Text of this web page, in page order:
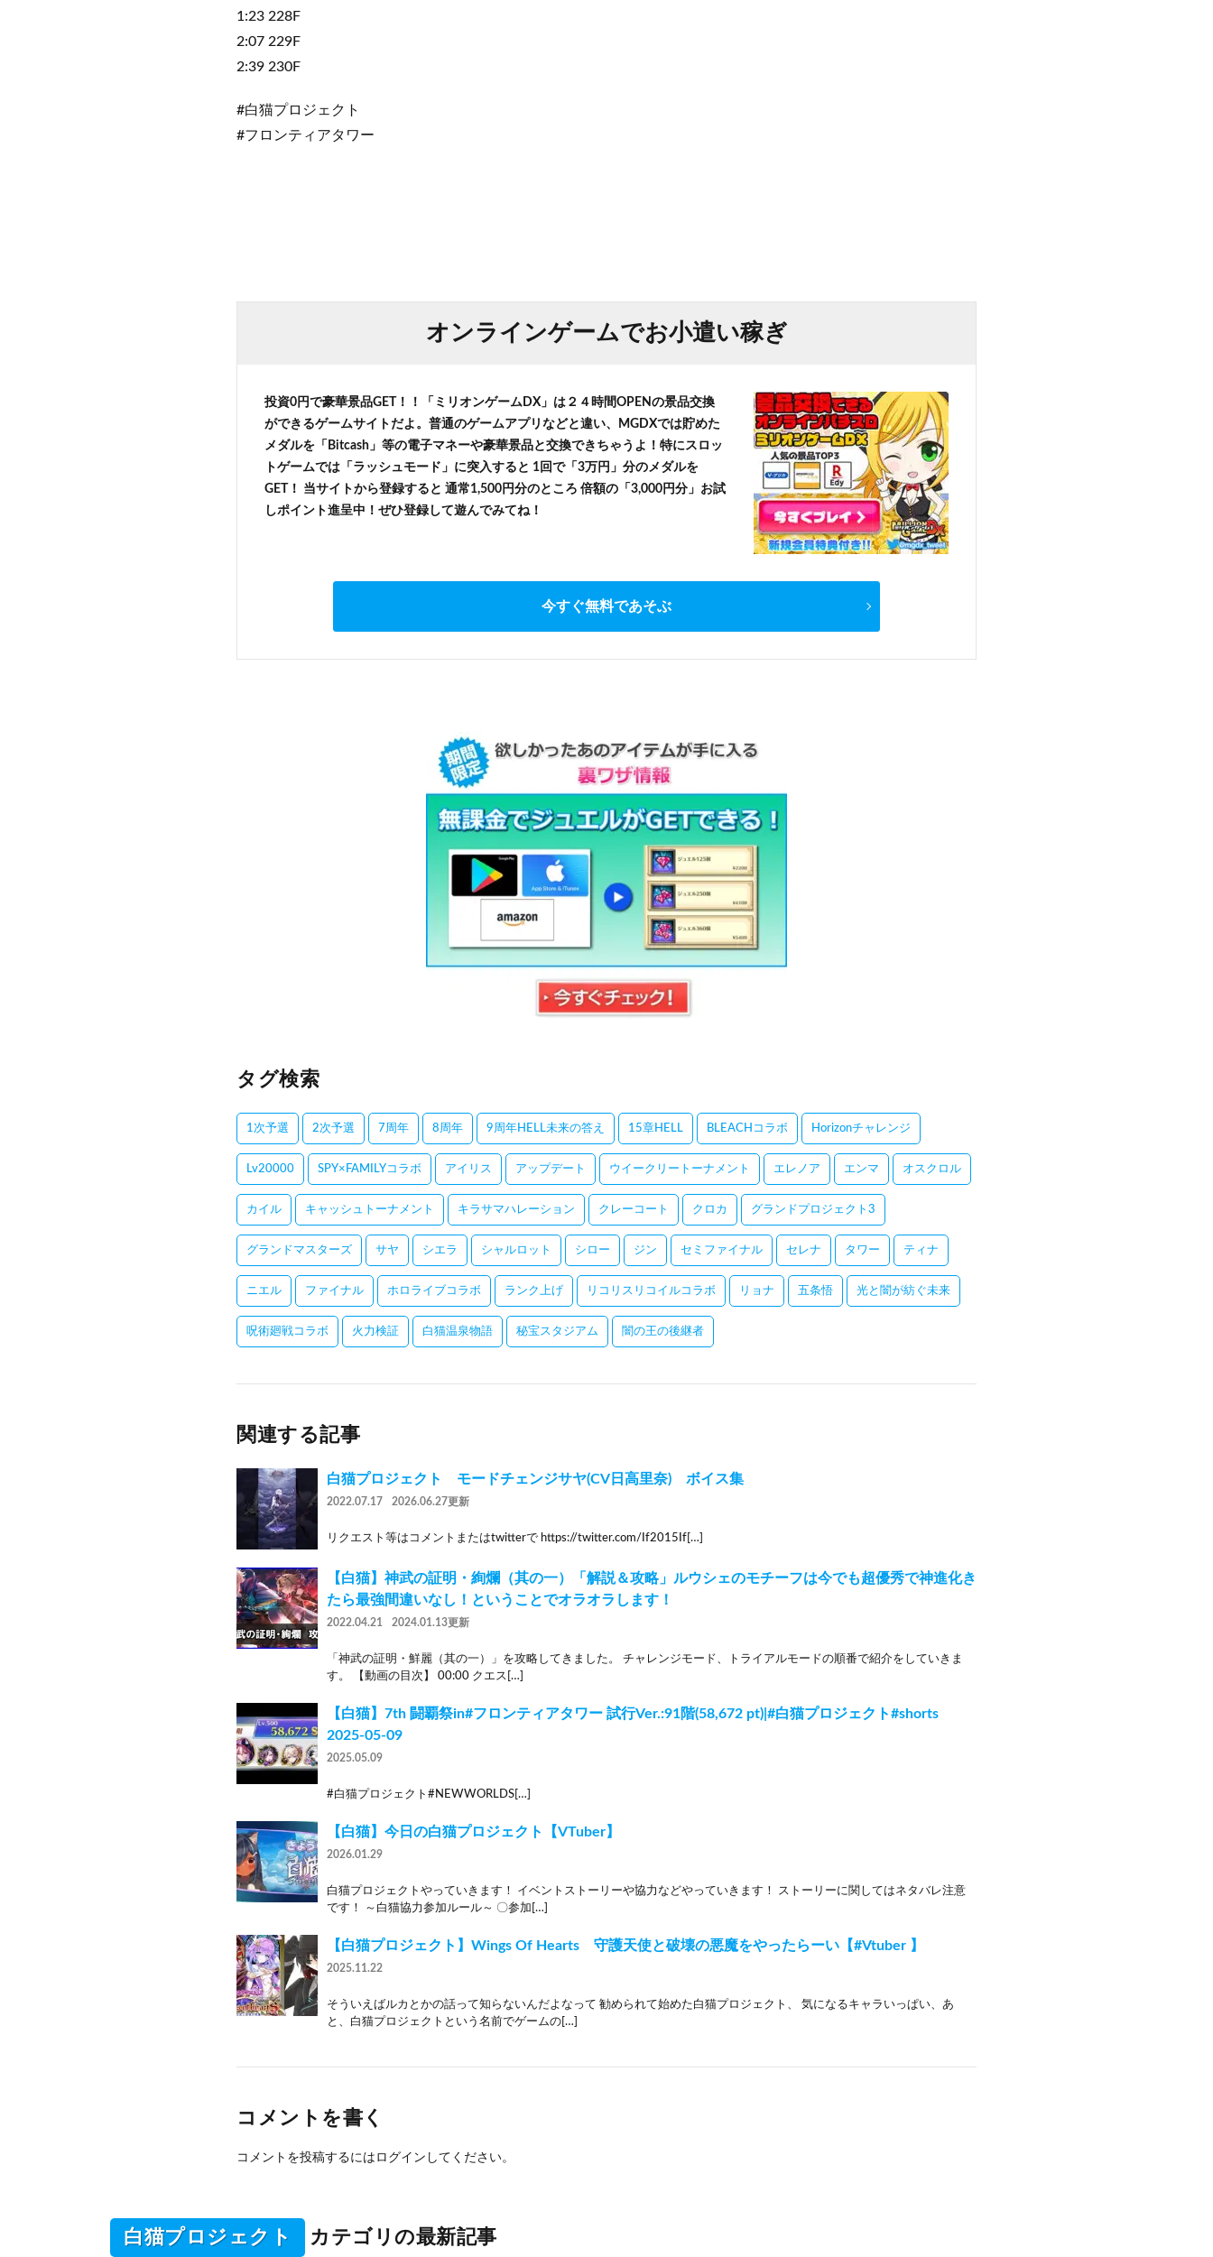
1:23 228F
2:07 229F
2:39 230F
#白猫プロジェクト
#フロンティアタワー
オンラインゲームでお小遣い稼ぎ
投資0円で豪華景品GET！！「ミリオンゲームDX」は２４時間OPENの景品交換
ができるゲームサイトだよ。普通のゲームアプリなどと違い、MGDXでは貯めた
メダルを「Bitcash」等の電子マネーや豪華景品と交換できちゃうよ！特にスロッ
トゲームでは「ラッシュモード」に突入すると 1回で「3万円」分のメダルを
GET！ 当サイトから登録すると 通常1,500円分のところ 倍額の「3,000円分」お試
しポイント進呈中！ぜひ登録して遊んでみてね！
今すぐ無料であそぶ
タグ検索
1次予選 2次予選 7周年 8周年 9周年HELL未来の答え 15章HELL BLEACHコラボ Horizonチャレンジ
Lv20000 SPY×FAMILYコラボ アイリス アップデート ウイークリートーナメント エレノア エンマ オスクロル
カイル キャッシュトーナメント キラサマハレーション クレーコート クロカ グランドプロジェクト3
グランドマスターズ サヤ シエラ シャルロット シロー ジン セミファイナル セレナ タワー ティナ
ニエル ファイナル ホロライブコラボ ランク上げ リコリスリコイルコラボ リョナ 五条悟 光と闇が紡ぐ未来
呪術廻戦コラボ 火力検証 白猫温泉物語 秘宝スタジアム 闇の王の後継者
関連する記事
白猫プロジェクト モードチェンジサヤ(CV日高里奈) ボイス集
2022.07.17 2026.06.27更新
リクエスト等はコメントまたはtwitterで https://twitter.com/If2015If[…]
【白猫】神武の証明・絢爛（其の一）「解説＆攻略」ルウシェのモチーフは今でも超優秀で神進化き
たら最強間違いなし！ということでオラオラします！
2022.04.21 2024.01.13更新
「神武の証明・鮮麗（其の一）」を攻略してきました。 チャレンジモード、トライアルモードの順番で紹介をしていきま
す。 【動画の目次】 00:00 クエス[…]
【白猫】7th 闘覇祭in#フロンティアタワー 試行Ver.:91階(58,672 pt)|#白猫プロジェクト#shorts
2025-05-09
2025.05.09
#白猫プロジェクト#NEWWORLDS[…]
【白猫】今日の白猫プロジェクト【VTuber】
2026.01.29
白猫プロジェクトやっていきます！ イベントストーリーや協力などやっていきます！ ストーリーに関してはネタバレ注意
です！ ～白猫協力参加ルール～ 〇参加[…]
【白猫プロジェクト】Wings Of Hearts 守護天使と破壊の悪魔をやったらーい【#Vtuber 】
2025.11.22
そういえばルカとかの話って知らないんだよなって 勧められて始めた白猫プロジェクト、 気になるキャラいっぱい、あ
と、白猫プロジェクトという名前でゲームの[…]
コメントを書く
コメントを投稿するには ログイン してください。
白猫プロジェクト カテゴリの最新記事